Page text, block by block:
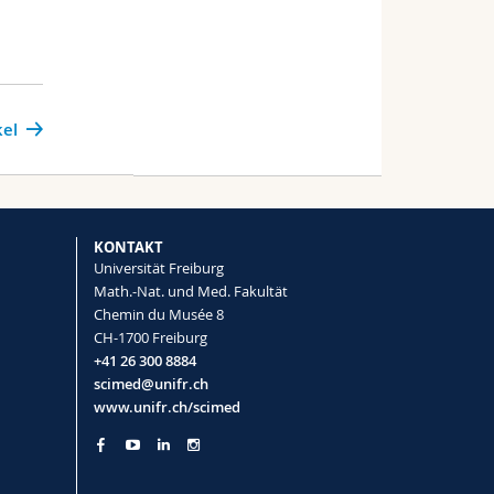
KONTAKT
Universität Freiburg
Math.-Nat. und Med. Fakultät
Chemin du Musée 8
CH-1700 Freiburg
+41 26 300 8884
scimed@unifr.ch
www.unifr.ch/scimed